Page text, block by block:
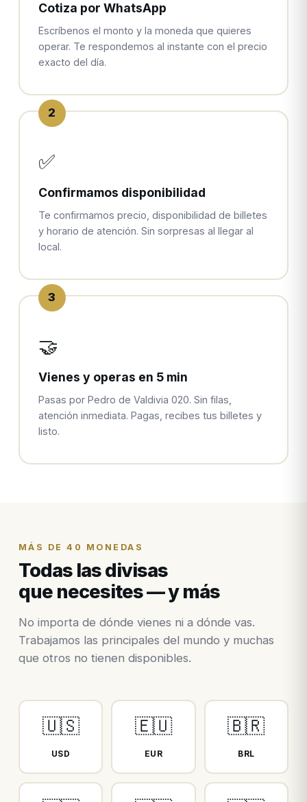
Cotiza por WhatsApp
Escríbenos el monto y la moneda que quieres
operar. Te respondemos al instante con el precio
exacto del día.
2
✅
Confirmamos disponibilidad
Te confirmamos precio, disponibilidad de billetes
y horario de atención. Sin sorpresas al llegar al
local.
3
🤝
Vienes y operas en 5 min
Pasas por Pedro de Valdivia 020. Sin filas,
atención inmediata. Pagas, recibes tus billetes y
listo.
MÁS DE 40 MONEDAS
Todas las divisas
que necesites — y más
No importa de dónde vienes ni a dónde vas.
Trabajamos las principales del mundo y muchas
que otros no tienen disponibles.
🇺🇸
USD
🇪🇺
EUR
🇧🇷
BRL